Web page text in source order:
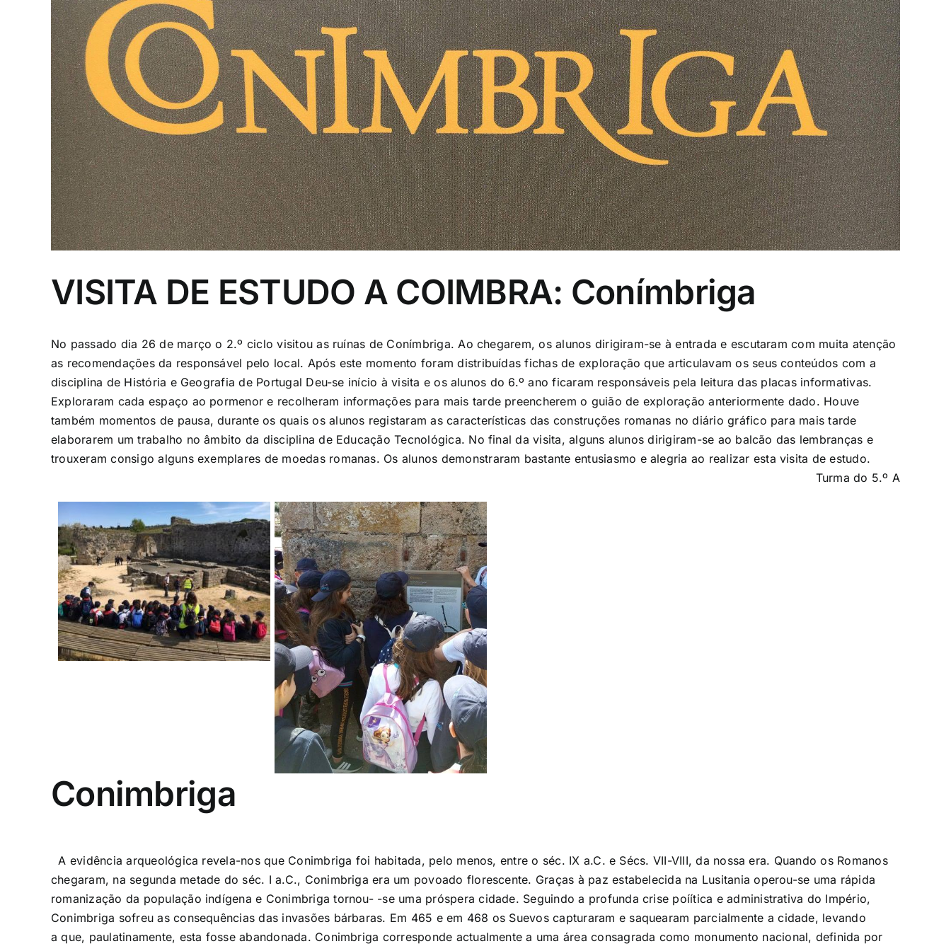
VISITA DE ESTUDO A COIMBRA: Conímbriga
No passado dia 26 de março o 2.º ciclo visitou as ruínas de Conímbriga. Ao chegarem, os alunos dirigiram-se à entrada e escutaram com muita atenção
as recomendações da responsável pelo local. Após este momento foram distribuídas fichas de exploração que articulavam os seus conteúdos com a
disciplina de História e Geografia de Portugal Deu-se início à visita e os alunos do 6.º ano ficaram responsáveis pela leitura das placas informativas.
Exploraram cada espaço ao pormenor e recolheram informações para mais tarde preencherem o guião de exploração anteriormente dado. Houve
também momentos de pausa, durante os quais os alunos registaram as características das construções romanas no diário gráfico para mais tarde
elaborarem um trabalho no âmbito da disciplina de Educação Tecnológica. No final da visita, alguns alunos dirigiram-se ao balcão das lembranças e
trouxeram consigo alguns exemplares de moedas romanas. Os alunos demonstraram bastante entusiasmo e alegria ao realizar esta visita de estudo.
Turma do 5.º A
Conimbriga
A evidência arqueológica revela-nos que Conimbriga foi habitada, pelo menos, entre o séc. IX a.C. e Sécs. VII-VIII, da nossa era. Quando os Romanos
chegaram, na segunda metade do séc. I a.C., Conimbriga era um povoado florescente. Graças à paz estabelecida na Lusitania operou-se uma rápida
romanização da população indígena e Conimbriga tornou- -se uma próspera cidade. Seguindo a profunda crise poíítica e administrativa do Império,
Conimbriga sofreu as consequências das invasões bárbaras. Em 465 e em 468 os Suevos capturaram e saquearam parcialmente a cidade, levando
a que, paulatinamente, esta fosse abandonada. Conimbriga corresponde actualmente a uma área consagrada como monumento nacional, definida por